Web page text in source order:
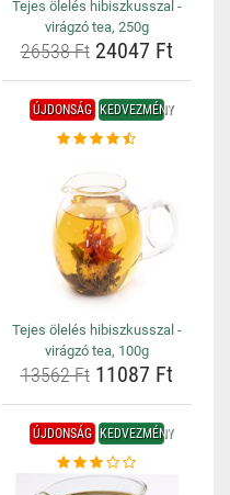
Tejes ölelés hibiszkusszal -
virágzó tea, 250g
26538 Ft24047 Ft
ÚJDONSÁG KEDVEZMÉNY
Tejes ölelés hibiszkusszal -
virágzó tea, 100g
13562 Ft11087 Ft
ÚJDONSÁG KEDVEZMÉNY